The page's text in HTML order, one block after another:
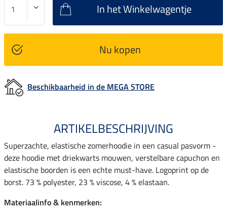
In het Winkelwagentje
Nu kopen
Beschikbaarheid in de MEGA STORE
ARTIKELBESCHRIJVING
Superzachte, elastische zomerhoodie in een casual pasvorm -
deze hoodie met driekwarts mouwen, verstelbare capuchon en
elastische boorden is een echte must-have. Logoprint op de
borst. 73 % polyester, 23 % viscose, 4 % elastaan.
Materiaalinfo & kenmerken: